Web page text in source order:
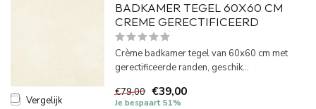
Vergelijk
BADKAMER TEGEL 60X60 CM
CREME GERECTIFICEERD
Crème badkamer tegel van 60x60 cm met
gerectificeerde randen, geschik...
€79,00 €39,00
Je bespaart 51%